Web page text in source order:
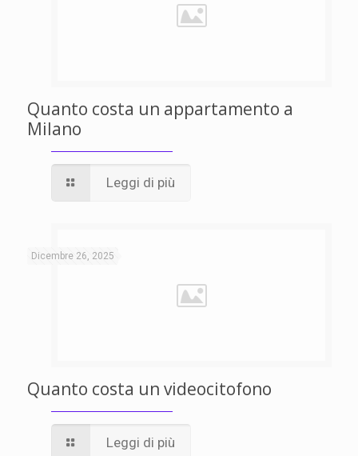
Quanto costa un appartamento a
Milano
Leggi di più
Dicembre 26, 2025
Quanto costa un videocitofono
Leggi di più